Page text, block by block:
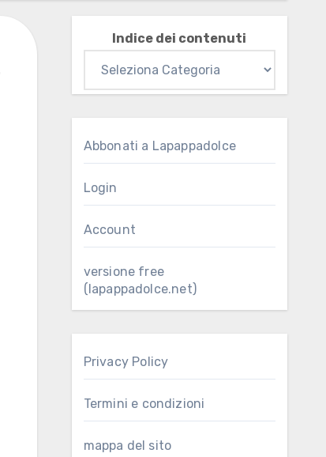
Indice dei contenuti
Abbonati a Lapappadolce
Login
Account
versione free
(lapappadolce.net)
Privacy Policy
Termini e condizioni
mappa del sito